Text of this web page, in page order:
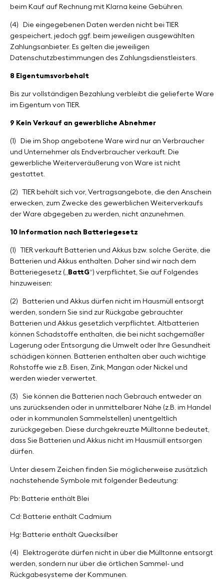
beim Kauf auf Rechnung mit Klarna keine Gebühren.
(4)
Die eingegebenen Daten werden nicht bei TIER
gespeichert, jedoch ggf. beim jeweiligen ausgewählten
Zahlungsanbieter. Es gelten die jeweiligen
Datenschutzbestimmungen des Zahlungsdienstleisters.
8 Eigentumsvorbehalt
Bis zur vollständigen Bezahlung verbleibt die gelieferte Ware
im Eigentum von TIER.
9 Kein Verkauf an gewerbliche Abnehmer
(1)
Die im Shop angebotene Ware wird nur an Verbraucher
und Unternehmer als Endverbraucher verkauft. Die
gewerbliche Weiterveräußerung von Ware ist nicht
gestattet.
(2)
TIER behält sich vor, Vertragsangebote, die den Anschein
erwecken, zum Zwecke des gewerblichen Weiterverkaufs
der Ware abgegeben zu werden, nicht anzunehmen.
10 Information nach Batteriegesetz
(1)
TIER verkauft Batterien und Akkus bzw. solche Geräte, die
Batterien und Akkus enthalten. Daher sind wir nach dem
Batteriegesetz („
BattG“) verpflichtet, Sie auf Folgendes
hinzuweisen:
(2)
Batterien und Akkus dürfen nicht im Hausmüll entsorgt
werden, sondern Sie sind zur Rückgabe gebrauchter
Batterien und Akkus gesetzlich verpflichtet. Altbatterien
können Schadstoffe enthalten, die bei nicht sachgemäßer
Lagerung oder Entsorgung die Umwelt oder Ihre Gesundheit
schädigen können. Batterien enthalten aber auch wichtige
Rohstoffe wie z.B. Eisen, Zink, Mangan oder Nickel und
werden wieder verwertet.
(3)
Sie können die Batterien nach Gebrauch entweder an
uns zurücksenden oder in unmittelbarer Nähe (z.B. im Handel
oder in kommunalen Sammelstellen) unentgeltlich
zurückgegeben. Diese durchgekreuzte Mülltonne bedeutet,
dass Sie Batterien und Akkus nicht im Hausmüll entsorgen
dürfen.
Unter diesem Zeichen finden Sie möglicherweise zusätzlich
nachstehende Symbole mit folgender Bedeutung:
Pb: Batterie enthält Blei
Cd: Batterie enthält Cadmium
Hg: Batterie enthält Quecksilber
(4)
Elektrogeräte dürfen nicht in über die Mülltonne entsorgt
werden, sondern nur über die örtlichen Sammel- und
Rückgabesysteme der Kommunen.